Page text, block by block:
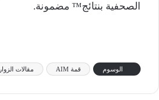
الصحفية بنتائج™ مضمونة.
الوسوم قمة AIM مقالات الزوار